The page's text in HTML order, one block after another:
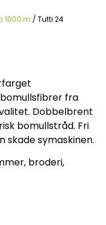
1000 m / Tutti 24
fra
Dobbelbrent
bomullstråd. Fri
skade symaskinen.
broderi,